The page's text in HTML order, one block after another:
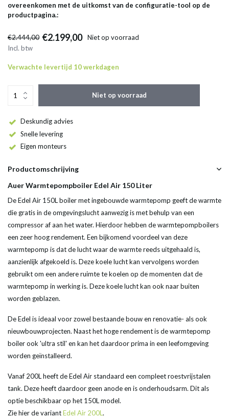
overeenkomen met de uitkomst van de configuratie-tool op de
productpagina.:
€2.444,00 €2.199,00
Niet op voorraad
Incl. btw
Verwachte levertijd 10 werkdagen
Niet op voorraad
Deskundig advies
Snelle levering
Eigen monteurs
Productomschrijving
Auer Warmtepompboiler Edel Air 150 Liter
De Edel Air 150L boiler met ingebouwde warmtepomp geeft de warmte
die gratis in de omgevingslucht aanwezig is met behulp van een
compressor af aan het water. Hierdoor hebben de warmtepompboilers
een zeer hoog rendement. Een bijkomend voordeel van deze
warmtepomp is dat de lucht waar de warmte reeds uitgehaald is,
aanzienlijk afgekoeld is. Deze koele lucht kan vervolgens worden
gebruikt om een andere ruimte te koelen op de momenten dat de
warmtepomp in werking is. Deze koele lucht kan ook naar buiten
worden geblazen.
De Edel is ideaal voor zowel bestaande bouw en renovatie- als ook
nieuwbouwprojecten. Naast het hoge rendement is de warmtepomp
boiler ook 'ultra stil' en kan het daardoor prima in een leefomgeving
worden geïnstalleerd.
Vanaf 200L heeft de Edel Air standaard een compleet roestvrijstalen
tank. Deze heeft daardoor geen anode en is onderhoudsarm. Dit als
optie beschikbaar op het 150L model.
Zie hier de variantEdel Air 200L .